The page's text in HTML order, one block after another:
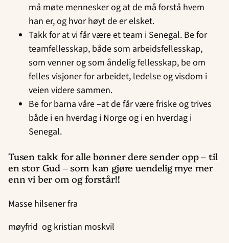
må møte mennesker og at de må forstå hvem
han er, og hvor høyt de er elsket.
Takk for at vi får være et team i Senegal. Be for
teamfellesskap, både som arbeidsfellesskap,
som venner og som åndelig fellesskap, be om
felles visjoner for arbeidet, ledelse og visdom i
veien videre sammen.
Be for barna våre –at de får være friske og trives
både i en hverdag i Norge og i en hverdag i
Senegal.
Tusen takk for alle bønner dere sender opp – til
en stor Gud – som kan gjøre uendelig mye mer
enn vi ber om og forstår!!
Masse hilsener fra
møyfrid og kristian moskvil